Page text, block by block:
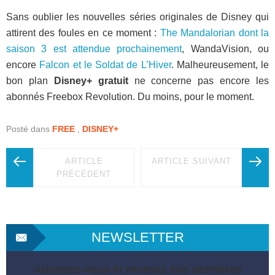
Sans oublier les nouvelles séries originales de Disney qui
attirent des foules en ce moment : The Mandalorian dont la
saison 3 est attendue prochainement, WandaVision, ou
encore Falcon et le Soldat de L’Hiver. Malheureusement, le
bon plan
Disney+ gratuit ne concerne pas encore les
abonnés Freebox Revolution. Du moins, pour le moment.
Posté dans FREE DISNEY+
ARTICLE
PRÉCÉDENT
ARTICLE SUIVANT
NEWSLETTER
Abonnez-vous et recevez nos dernières